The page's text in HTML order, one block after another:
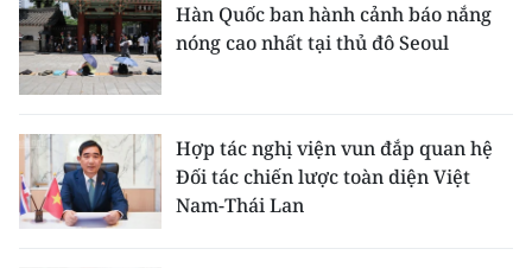
Hàn Quốc ban hành cảnh báo nắng
nóng cao nhất tại thủ đô Seoul
Hợp tác nghị viện vun đắp quan hệ
Đối tác chiến lược toàn diện Việt
Nam-Thái Lan